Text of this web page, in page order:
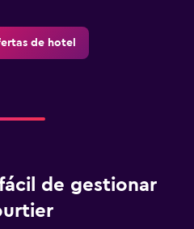
de hotel
de gestionar